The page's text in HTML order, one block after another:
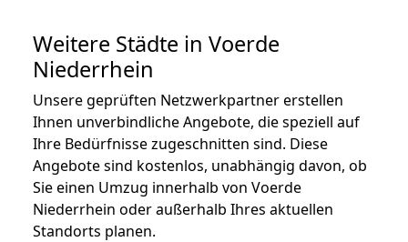
Weitere Städte in Voerde
Niederrhein
Unsere geprüften Netzwerkpartner erstellen
Ihnen unverbindliche Angebote, die speziell auf
Ihre Bedürfnisse zugeschnitten sind. Diese
Angebote sind kostenlos, unabhängig davon, ob
Sie einen Umzug innerhalb von Voerde
Niederrhein oder außerhalb Ihres aktuellen
Standorts planen.